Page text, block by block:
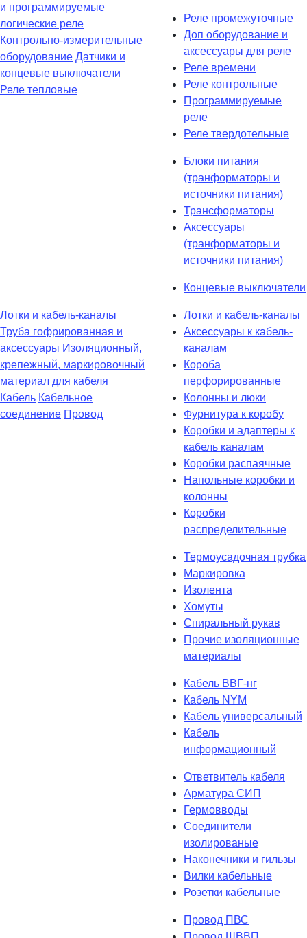
и программируемые
логические реле
Контрольно-измерительные
оборудование Датчики и
концевые выключатели
Реле тепловые
Реле промежуточные
Доп оборудование и
аксессуары для реле
Реле времени
Реле контрольные
Программируемые
реле
Реле твердотельные
Блоки питания
(транформаторы и
источники питания)
Трансформаторы
Аксессуары
(транформаторы и
источники питания)
Концевые выключатели
Лотки и кабель-каналы
Труба гофрированная и
аксессуары Изоляционный,
крепежный, маркировочный
материал для кабеля
Кабель Кабельное
соединение Провод
Лотки и кабель-каналы
Аксессуары к кабель-
каналам
Короба
перфорированные
Колонны и люки
Фурнитура к коробу
Коробки и адаптеры к
кабель каналам
Коробки распаячные
Напольные коробки и
колонны
Коробки
распределительные
Термоусадочная трубка
Маркировка
Изолента
Хомуты
Спиральный рукав
Прочие изоляционные
материалы
Кабель ВВГ-нг
Кабель NYM
Кабель универсальный
Кабель
информационный
Ответвитель кабеля
Арматура СИП
Гермовводы
Соединители
изолированые
Наконечники и гильзы
Вилки кабельные
Розетки кабельные
Провод ПВС